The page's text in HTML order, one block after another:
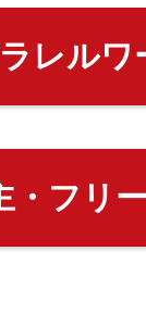
レルワ
・フリ